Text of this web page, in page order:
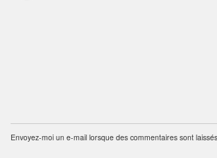
Envoyez-moi un e-mail lorsque des commentaires sont